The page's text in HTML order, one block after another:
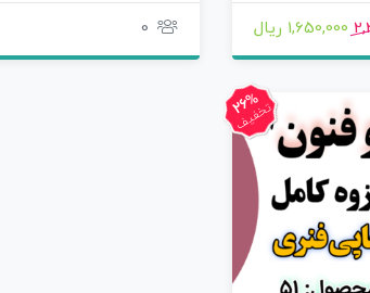
1,650,000 ریال 0
26%
تخفیف